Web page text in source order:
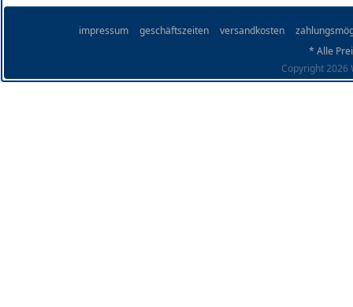
impressum geschäftszeiten versandkosten
* Alle
Copyright 2026